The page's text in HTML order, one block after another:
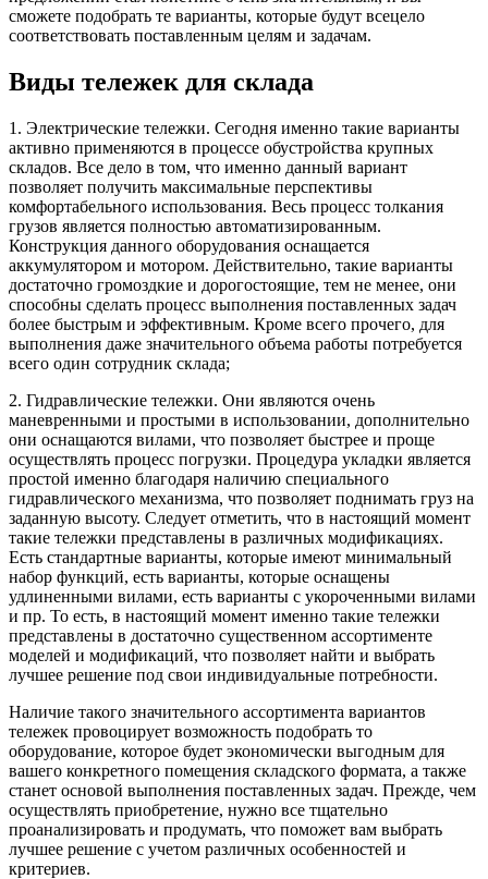
сможете подобрать те варианты, которые будут всецело
соответствовать поставленным целям и задачам.
Виды тележек для склада
1. Электрические тележки. Сегодня именно такие варианты
активно применяются в процессе обустройства крупных
складов. Все дело в том, что именно данный вариант
позволяет получить максимальные перспективы
комфортабельного использования. Весь процесс толкания
грузов является полностью автоматизированным.
Конструкция данного оборудования оснащается
аккумулятором и мотором. Действительно, такие варианты
достаточно громоздкие и дорогостоящие, тем не менее, они
способны сделать процесс выполнения поставленных задач
более быстрым и эффективным. Кроме всего прочего, для
выполнения даже значительного объема работы потребуется
всего один сотрудник склада;
2. Гидравлические тележки. Они являются очень
маневренными и простыми в использовании, дополнительно
они оснащаются вилами, что позволяет быстрее и проще
осуществлять процесс погрузки. Процедура укладки является
простой именно благодаря наличию специального
гидравлического механизма, что позволяет поднимать груз на
заданную высоту. Следует отметить, что в настоящий момент
такие тележки представлены в различных модификациях.
Есть стандартные варианты, которые имеют минимальный
набор функций, есть варианты, которые оснащены
удлиненными вилами, есть варианты с укороченными вилами
и пр. То есть, в настоящий момент именно такие тележки
представлены в достаточно существенном ассортименте
моделей и модификаций, что позволяет найти и выбрать
лучшее решение под свои индивидуальные потребности.
Наличие такого значительного ассортимента вариантов
тележек провоцирует возможность подобрать то
оборудование, которое будет экономически выгодным для
вашего конкретного помещения складского формата, а также
станет основой выполнения поставленных задач. Прежде, чем
осуществлять приобретение, нужно все тщательно
проанализировать и продумать, что поможет вам выбрать
лучшее решение с учетом различных особенностей и
критериев.